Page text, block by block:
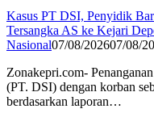
Kasus PT DSI, Penyidik
Tersangka AS ke Kejari
Nasional07/08/202607/08/
Zonakepri.com-
(PT. DSI) dengan korban
berdasarkan laporan…